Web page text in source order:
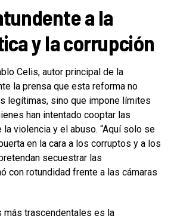
a la
y la corrupción
Celis, autor principal de la
la prensa que esta reforma no
legítimas, sino que impone límites
han intentado cooptar las
violencia y el abuso. “Aquí solo se
en la cara a los corruptos y a los
secuestrar las
con rotundidad frente a las cámaras
más trascendentales es la